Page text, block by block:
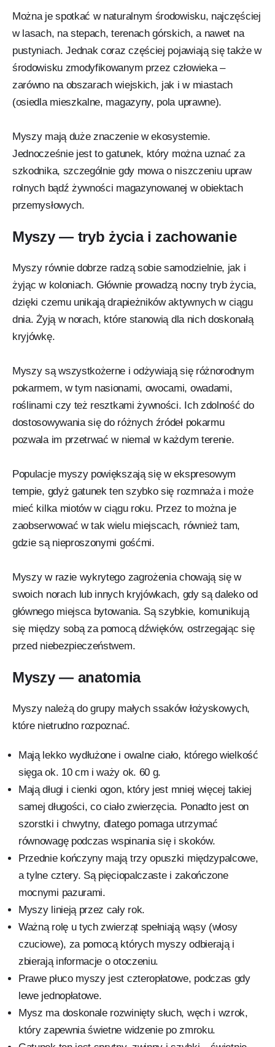
Można je spotkać w naturalnym środowisku, najczęściej
w lasach, na stepach, terenach górskich, a nawet na
pustyniach. Jednak coraz częściej pojawiają się także w
środowisku zmodyfikowanym przez człowieka –
zarówno na obszarach wiejskich, jak i w miastach
(osiedla mieszkalne, magazyny, pola uprawne).
Myszy mają duże znaczenie w ekosystemie.
Jednocześnie jest to gatunek, który można uznać za
szkodnika, szczególnie gdy mowa o niszczeniu upraw
rolnych bądź żywności magazynowanej w obiektach
przemysłowych.
Myszy — tryb życia i zachowanie
Myszy równie dobrze radzą sobie samodzielnie, jak i
żyjąc w koloniach. Głównie prowadzą nocny tryb życia,
dzięki czemu unikają drapieżników aktywnych w ciągu
dnia. Żyją w norach, które stanowią dla nich doskonałą
kryjówkę.
Myszy są wszystkożerne i odżywiają się różnorodnym
pokarmem, w tym nasionami, owocami, owadami,
roślinami czy też resztkami żywności. Ich zdolność do
dostosowywania się do różnych źródeł pokarmu
pozwala im przetrwać w niemal w każdym terenie.
Populacje myszy powiększają się w ekspresowym
tempie, gdyż gatunek ten szybko się rozmnaża i może
mieć kilka miotów w ciągu roku. Przez to można je
zaobserwować w tak wielu miejscach, również tam,
gdzie są nieproszonymi gośćmi.
Myszy w razie wykrytego zagrożenia chowają się w
swoich norach lub innych kryjówkach, gdy są daleko od
głównego miejsca bytowania. Są szybkie, komunikują
się między sobą za pomocą dźwięków, ostrzegając się
przed niebezpieczeństwem.
Myszy — anatomia
Myszy należą do grupy małych ssaków łożyskowych,
które nietrudno rozpoznać.
Mają lekko wydłużone i owalne ciało, którego wielkość
sięga ok. 10 cm i waży ok. 60 g.
Mają długi i cienki ogon, który jest mniej więcej takiej
samej długości, co ciało zwierzęcia. Ponadto jest on
szorstki i chwytny, dlatego pomaga utrzymać
równowagę podczas wspinania się i skoków.
Przednie kończyny mają trzy opuszki międzypalcowe,
a tylne cztery. Są pięciopalczaste i zakończone
mocnymi pazurami.
Myszy linieją przez cały rok.
Ważną rolę u tych zwierząt spełniają wąsy (włosy
czuciowe), za pomocą których myszy odbierają i
zbierają informacje o otoczeniu.
Prawe płuco myszy jest czteropłatowe, podczas gdy
lewe jednopłatowe.
Mysz ma doskonale rozwinięty słuch, węch i wzrok,
który zapewnia świetne widzenie po zmroku.